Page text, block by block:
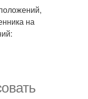
на